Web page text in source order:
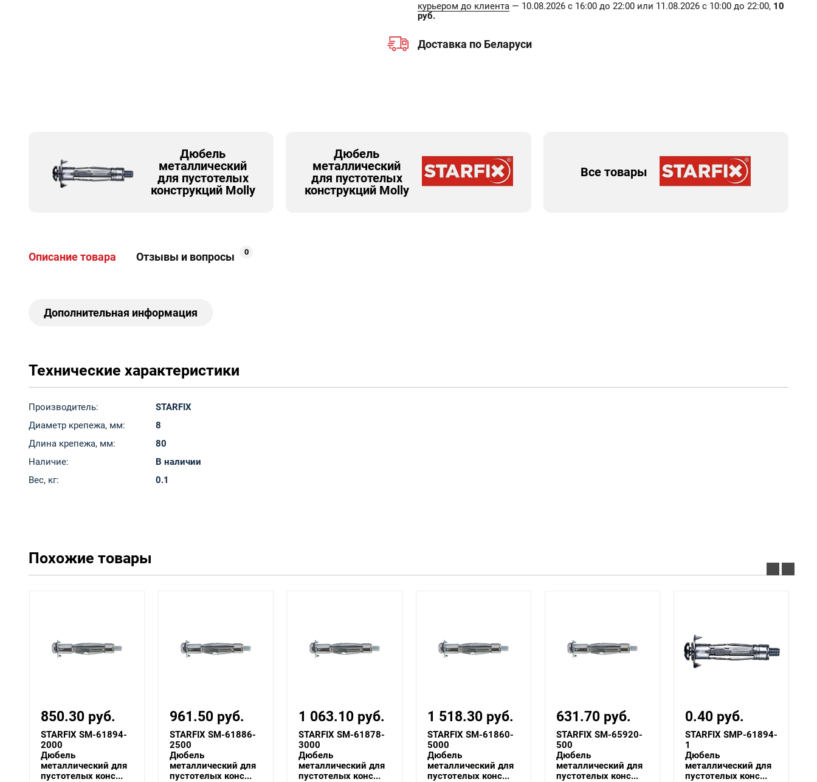
курьером до клиента — 10.08.2026 с 16:00 до 22:00 или 11.08.2026 с 10:00 до 22:00, 10
руб.
Доставка по Беларуси
Дюбель
металлический
для пустотелых
конструкций Molly
Дюбель
металлический
для пустотелых
конструкций Molly
Все товары
Описание товара Отзывы и вопросы 0
Дополнительная информация
Технические характеристики
Производитель:
STARFIX
Диаметр крепежа, мм:
8
Длина крепежа, мм:
80
Наличие:
В наличии
Вес, кг:
0.1
Похожие товары
961.50 руб.
STARFIX SM-61886-
2500
Дюбель
металлический для
пустотелых конс...
1 063.10 руб.
STARFIX SM-61878-
3000
Дюбель
металлический для
пустотелых конс...
1 518.30 руб.
STARFIX SM-61860-
5000
Дюбель
металлический для
пустотелых конс...
631.70 руб.
STARFIX SM-65920-
500
Дюбель
металлический для
пустотелых конс...
0.40 руб.
STARFIX SMP-61894-
1
Дюбель
металлический для
пустотелых конс...
2.02 руб.
STARFIX SMZ1-
61872-4
Дюбель
металлический для
пустотелых конс...